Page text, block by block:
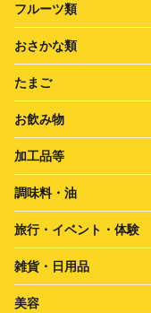
フルーツ類
おさかな類
たまご
お飲み物
加工品等
調味料・油
旅行・イベント・体験
雑貨・日用品
美容